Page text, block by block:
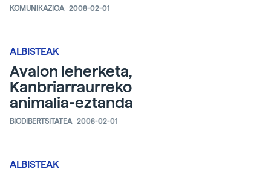
KOMUNIKAZIOA 2008-02-01
ALBISTEAK
Avalon leherketa,
Kanbriarraurreko
animalia-eztanda
BIODIBERTSITATEA 2008-02-01
ALBISTEAK